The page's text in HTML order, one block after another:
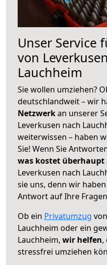
Unser Service
von
Lauchheim
Sie wollen umziehen?
deutschlandweit – wir
Netzwerkan unserer
Leverkusen nach
weiterwissen – haben
Sie! Wenn Sie
was kostet überhaupt
Leverkusen nach
sie uns, denn wir
Antwort auf Ihre
Ob ein Privatumzug
Lauchheim oder ein
Lauchheim, wir helfen,
stressfrei umziehen